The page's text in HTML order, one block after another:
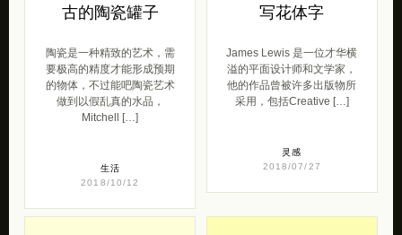
古的陶瓷罐子
陶瓷是一种精致的艺术，需
要极高的精度才能形成预期
的物体，不过能吧陶瓷艺术
做到以假乱真的水品，
Mitchell […]
生活
2018/10/12
写花体字
James Lewis 是一位才华横
溢的平面设计师和文学家，
他的作品曾被许多出版物所
采用，包括Creative […]
灵感
2018/07/27